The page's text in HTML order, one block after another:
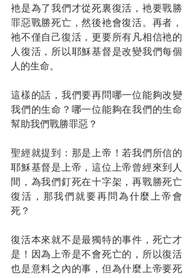
衪是為了我們才從死裏復活，衪要戰勝
罪惡戰勝死亡，然後衪會復活。再者，
祂不僅自己復活，更要所有凡相信衪的
人復活，所以耶穌基督是改變我們每個
人的生命。
這樣的話，我們要再問哪一位能夠改變
我們的生命？哪一位能夠在我們的生命
幫助我們戰勝罪惡？
聖經就提到：那是上帝！若我們所信的
耶穌基督是上帝，這位上帝曾經來到人
間，為我們釘死在十字架，再戰勝死亡
復活，那我們就要再問為什麼上帝會
死？
復活本來就不是最獨特的事件，死亡才
是！因為上帝是不會死亡的，所以復活
也是意料之內的事，但為什麼上帝要死